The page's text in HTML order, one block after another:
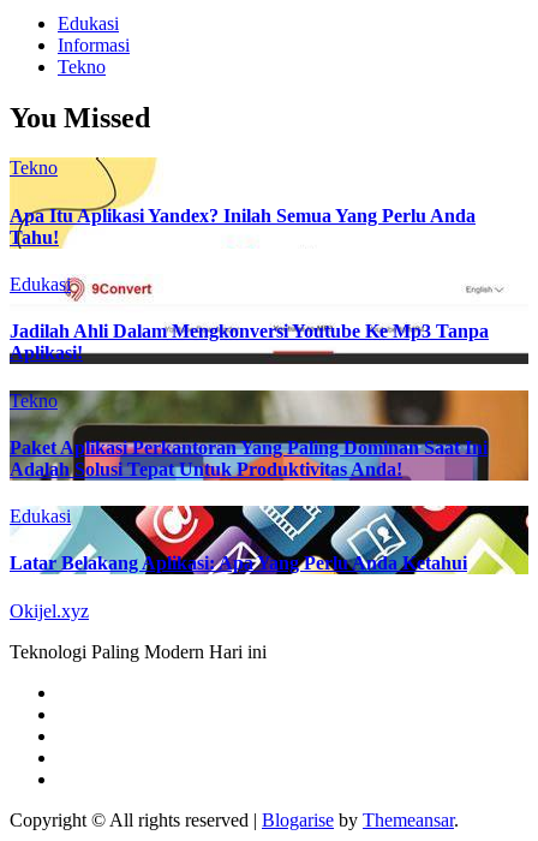
Edukasi
Informasi
Tekno
You Missed
Tekno
Apa Itu Aplikasi Yandex? Inilah Semua Yang Perlu Anda
Tahu!
Edukasi
Jadilah Ahli Dalam Mengkonversi Youtube Ke Mp3 Tanpa
Aplikasi!
Tekno
Paket Aplikasi Perkantoran Yang Paling Dominan Saat Ini
Adalah Solusi Tepat Untuk Produktivitas Anda!
Edukasi
Latar Belakang Aplikasi: Apa Yang Perlu Anda Ketahui
Okijel.xyz
Teknologi Paling Modern Hari ini
Copyright © All rights reserved | Blogarise by Themeansar.